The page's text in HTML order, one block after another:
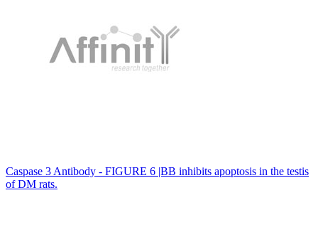
Caspase 3 Antibody - FIGURE 6 |BB inhibits apoptosis in the testis
of DM rats.